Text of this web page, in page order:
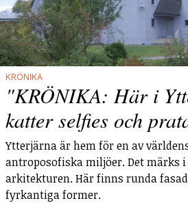
KRÖNIKA
"KRÖNIKA: Här i
katter selfies och
Ytterjärna är hem för en av
antroposofiska miljöer. Det märks
arkitekturen. Här finns runda
fyrkantiga former.